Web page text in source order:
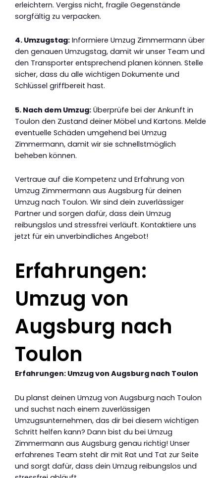
erleichtern. Vergiss nicht, fragile Gegenstände
sorgfältig zu verpacken.
4. Umzugstag: Informiere Umzug Zimmermann über
den genauen Umzugstag, damit wir unser Team und
den Transporter entsprechend planen können. Stelle
sicher, dass du alle wichtigen Dokumente und
Schlüssel griffbereit hast.
5. Nach dem Umzug: Überprüfe bei der Ankunft in
Toulon den Zustand deiner Möbel und Kartons. Melde
eventuelle Schäden umgehend bei Umzug
Zimmermann, damit wir sie schnellstmöglich
beheben können.
Vertraue auf die Kompetenz und Erfahrung von
Umzug Zimmermann aus Augsburg für deinen
Umzug nach Toulon. Wir sind dein zuverlässiger
Partner und sorgen dafür, dass dein Umzug
reibungslos und stressfrei verläuft. Kontaktiere uns
jetzt für ein unverbindliches Angebot!
Erfahrungen:
Umzug von
Augsburg nach
Toulon
Erfahrungen: Umzug von Augsburg nach Toulon
Du planst deinen Umzug von Augsburg nach Toulon
und suchst nach einem zuverlässigen
Umzugsunternehmen, das dir bei diesem wichtigen
Schritt helfen kann? Dann bist du bei Umzug
Zimmermann aus Augsburg genau richtig! Unser
erfahrenes Team steht dir mit Rat und Tat zur Seite
und sorgt dafür, dass dein Umzug reibungslos und